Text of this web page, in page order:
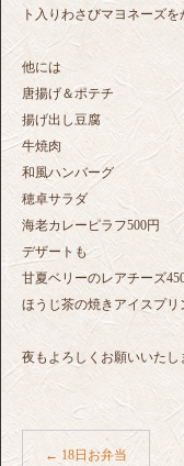
ト入りわさびマヨネーズ
他には
唐揚げ＆ポテチ
揚げ出し豆腐
牛焼肉
和風ハンバーグ
穂卓サラダ
海老カレーピラフ500円
デザートも
甘夏ベリーのレアチーズ
ほうじ茶の焼きアイスプリ
夜もよろしくお願いいたし
← 18日お弁当